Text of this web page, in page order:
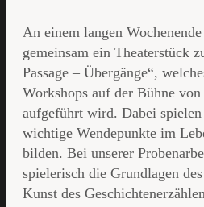
An einem langen
gemeinsam ein Theaterstück
Passage – Übergänge“,
Workshops auf der Bühne
aufgeführt wird. Dabei
wichtige Wendepunkte im
bilden. Bei unserer
spielerisch die Grundlagen
Kunst des